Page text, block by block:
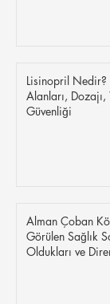
Lisinopril Nedir?
Alanları, Dozajı,
Güvenliği
Alman Çoban
Görülen Sağlık
Oldukları ve